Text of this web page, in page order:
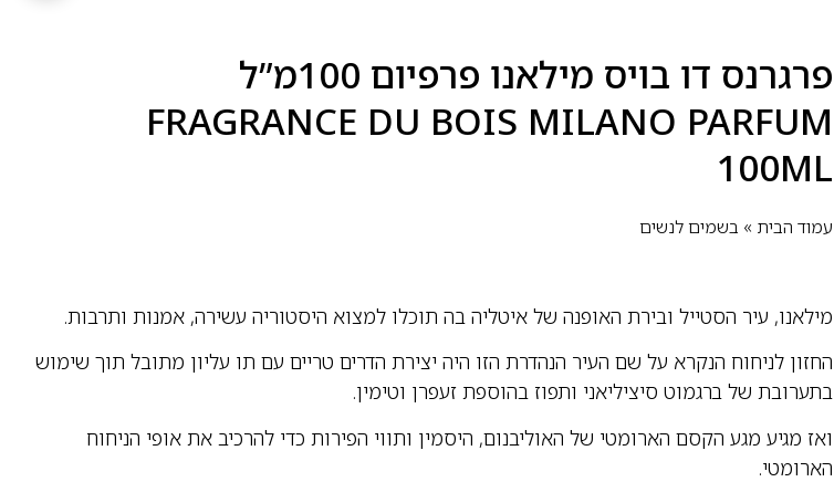
פרגרנס דו בויס מילאנו פרפיום 100מ”ל
FRAGRANCE DU BOIS MILANO PARFUM
100ML
עמוד הבית » בשמים לנשים
מילאנו, עיר הסטייל ובירת האופנה של איטליה בה תוכלו למצוא היסטוריה עשירה, אמנות ותרבות.
החזון לניחוח הנקרא על שם העיר הנהדרת הזו היה יצירת הדרים טריים עם תו עליון מתובל תוך שימוש
בתערובת של ברגמוט סיציליאני ותפוז בהוספת זעפרן וטימין.
ואז מגיע מגע הקסם הארומטי של האוליבנום, היסמין ותווי הפירות כדי להרכיב את אופי הניחוח
הארומטי.